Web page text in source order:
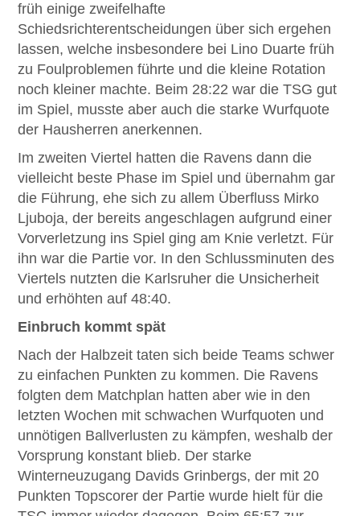
früh einige zweifelhafte
Schiedsrichterentscheidungen über sich ergehen
lassen, welche insbesondere bei Lino Duarte früh
zu Foulproblemen führte und die kleine Rotation
noch kleiner machte. Beim 28:22 war die TSG gut
im Spiel, musste aber auch die starke Wurfquote
der Hausherren anerkennen.
Im zweiten Viertel hatten die Ravens dann die
vielleicht beste Phase im Spiel und übernahm gar
die Führung, ehe sich zu allem Überfluss Mirko
Ljuboja, der bereits angeschlagen aufgrund einer
Vorverletzung ins Spiel ging am Knie verletzt. Für
ihn war die Partie vor. In den Schlussminuten des
Viertels nutzten die Karlsruher die Unsicherheit
und erhöhten auf 48:40.
Einbruch kommt spät
Nach der Halbzeit taten sich beide Teams schwer
zu einfachen Punkten zu kommen. Die Ravens
folgten dem Matchplan hatten aber wie in den
letzten Wochen mit schwachen Wurfquoten und
unnötigen Ballverlusten zu kämpfen, weshalb der
Vorsprung konstant blieb. Der starke
Winterneuzugang Davids Grinbergs, der mit 20
Punkten Topscorer der Partie wurde hielt für die